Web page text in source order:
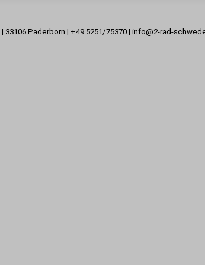
| 33106 Paderborn | +49 5251/75370 | info@2-rad-